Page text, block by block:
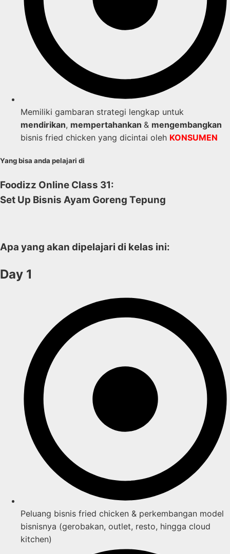
Memiliki gambaran strategi lengkap untuk
mendirikan, mempertahankan & mengembangkan
bisnis fried chicken yang dicintai oleh KONSUMEN
Yang bisa anda pelajari di
Foodizz Online Class 31:
Set Up Bisnis Ayam Goreng Tepung
Apa yang akan dipelajari di kelas ini:
Day 1
Peluang bisnis fried chicken & perkembangan model
bisnisnya (gerobakan, outlet, resto, hingga cloud
kitchen)